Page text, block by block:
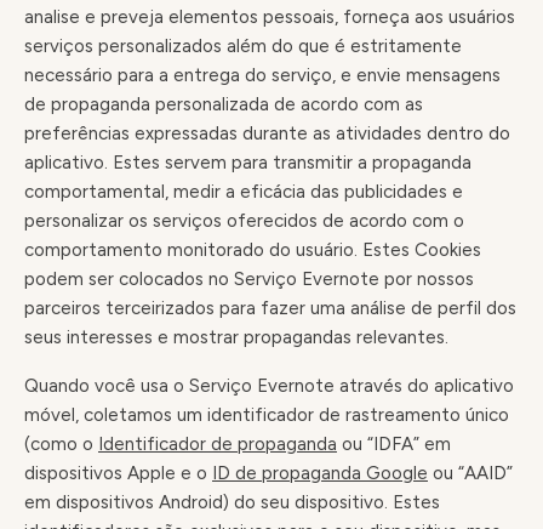
analise e preveja elementos pessoais, forneça aos usuários
serviços personalizados além do que é estritamente
necessário para a entrega do serviço, e envie mensagens
de propaganda personalizada de acordo com as
preferências expressadas durante as atividades dentro do
aplicativo. Estes servem para transmitir a propaganda
comportamental, medir a eficácia das publicidades e
personalizar os serviços oferecidos de acordo com o
comportamento monitorado do usuário. Estes Cookies
podem ser colocados no Serviço Evernote por nossos
parceiros terceirizados para fazer uma análise de perfil dos
seus interesses e mostrar propagandas relevantes.
Quando você usa o Serviço Evernote através do aplicativo
móvel, coletamos um identificador de rastreamento único
(como o Identificador de propaganda ou “IDFA” em
dispositivos Apple e o ID de propaganda Google ou “AAID”
em dispositivos Android) do seu dispositivo. Estes